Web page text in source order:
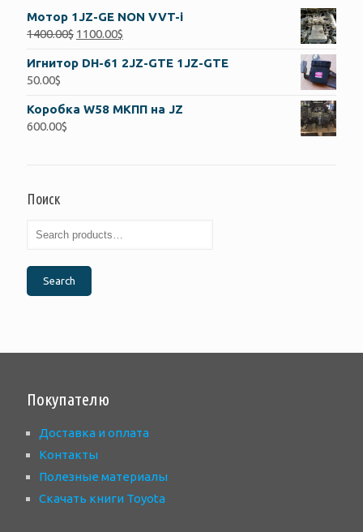
Мотор 1JZ-GE NON VVT-i
1400.00$ 1100.00$
Игнитор DH-61 2JZ-GTE 1JZ-GTE
50.00$
Коробка W58 МКПП на JZ
600.00$
Поиск
Search
Покупателю
Доставка и оплата
Контакты
Полезные материалы
Скачать книги Toyota